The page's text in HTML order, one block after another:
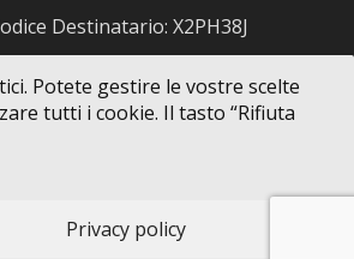
Destinatario: X2PH38J
Potete gestire le vostre scelte
tutti i cookie. Il tasto “Rifiuta
Privacy policy